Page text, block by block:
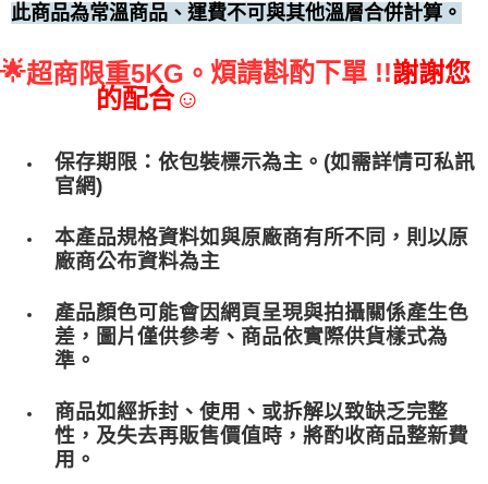
此商品為常溫商品、運費不可與其他溫層合併計算。
🌟超商限重5KG。 煩請斟酌下單 !!謝謝您
的配合☺
保存期限：依包裝標示為主。(如需詳情可私訊
官網)
本產品規格資料如與原廠商有所不同，則以原
廠商公布資料為主
產品顏色可能會因網頁呈現與拍攝關係產生色
差，圖片僅供參考、商品依實際供貨樣式為
準。
商品如經拆封、使用、或拆解以致缺乏完整
性，及失去再販售價值時，將酌收商品整﻿新費
用。